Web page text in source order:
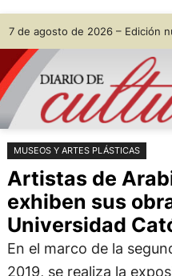
Saltar
al
contenido
Skip
to
content
7 de agosto de 2026 – Edición
MUSEOS Y ARTES PLÁSTICAS
Artistas de
exhiben sus
Universidad
En el marco de la
2019, se realiza la